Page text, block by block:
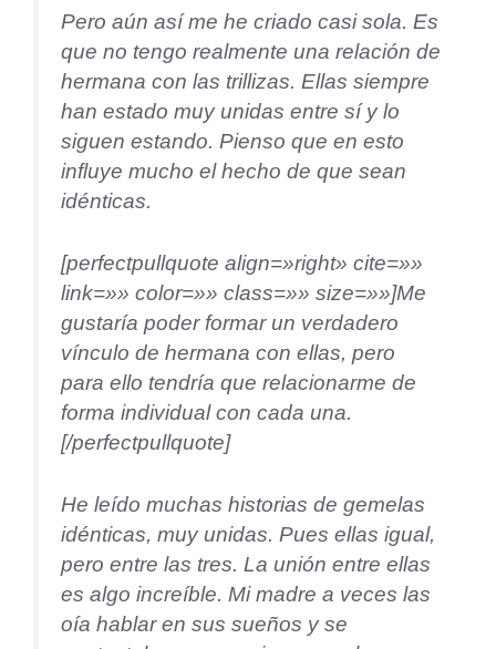
Pero aún así me he criado casi sola. Es
que no tengo realmente una relación de
hermana con las trillizas. Ellas siempre
han estado muy unidas entre sí y lo
siguen estando. Pienso que en esto
influye mucho el hecho de que sean
idénticas.
[perfectpullquote align=»right» cite=»»
link=»» color=»» class=»» size=»»]Me
gustaría poder formar un verdadero
vínculo de hermana con ellas, pero
para ello tendría que relacionarme de
forma individual con cada una.
[/perfectpullquote]
He leído muchas historias de gemelas
idénticas, muy unidas. Pues ellas igual,
pero entre las tres. La unión entre ellas
es algo increíble. Mi madre a veces las
oía hablar en sus sueños y se